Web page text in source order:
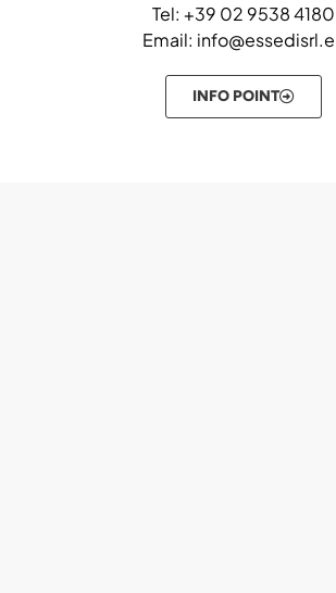
Tel: +39 02 9538 4180
Email:
INFO POINT